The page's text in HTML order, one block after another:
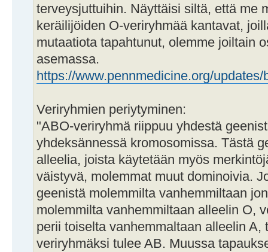
terveysjuttuihin. Näyttäisi siltä, että me
keräilijöiden O-veriryhmää kantavat,
mutaatiota tapahtunut, olemme joiltain
asemassa.
https://www.pennmedicine.org/
Veriryhmien periytyminen:
"ABO-veriryhmä riippuu yhdestä
yhdeksännessä kromosomissa. Tästä
alleelia, joista käytetään myös
väistyvä, molemmat muut dominoivia.
geenistä molemmilta vanhemmiltaan
molemmilta vanhemmiltaan alleelin O,
perii toiselta vanhemmaltaan alleelin A,
veriryhmäksi tulee AB. Muussa